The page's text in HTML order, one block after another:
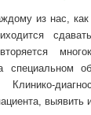
из нас,
специальном
Клинико-